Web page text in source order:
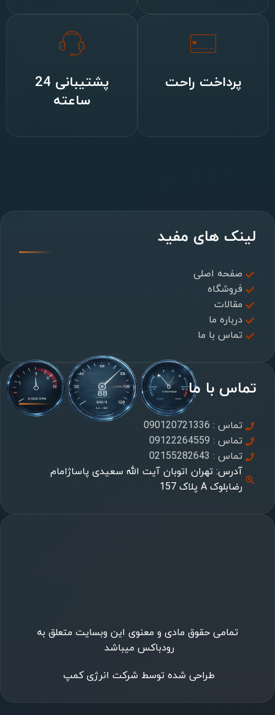
پرداخت راحت
پشتیبانی 24
ساعته
لینک های مفید
صفحه اصلی
فروشگاه
مقالات
درباره ما
تماس با ما
تماس با ما
تماس : 090120721336
تماس : 09122264559
تماس : 02155282643
آدرس: تهران اتوبان آیت الله سعیدی پاساژامام
رضابلوک A پلاک 157
تمامی حقوق مادی و معنوی این وبسایت متعلق به
رودباکس میباشد
طراحی شده توسط شرکت انرژی کمپ